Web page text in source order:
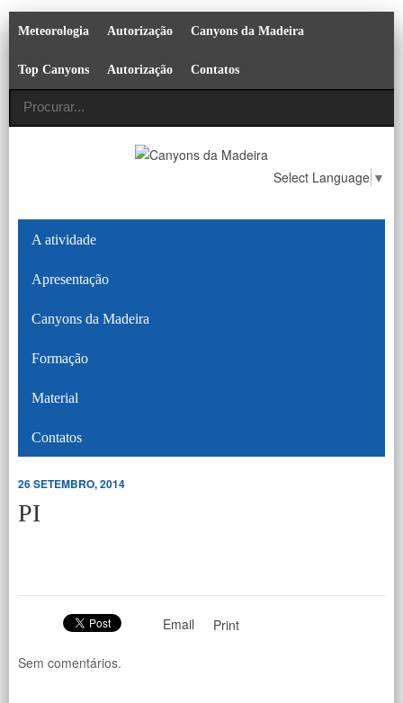
Meteorologia Autorização Canyons da Madeira
Top Canyons Autorização Contatos
Select Language ▼
A atividade
Apresentação
Canyons da Madeira
Formação
Material
Contatos
26 SETEMBRO, 2014
PI
Email Print
Sem comentários.